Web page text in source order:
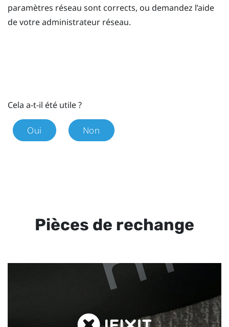
paramètres réseau sont corrects, ou demandez l’aide
de votre administrateur réseau.
Cela a-t-il été utile ?
Oui Non
Pièces de rechange